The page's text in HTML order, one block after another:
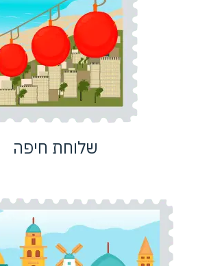
שלוחת חיפה